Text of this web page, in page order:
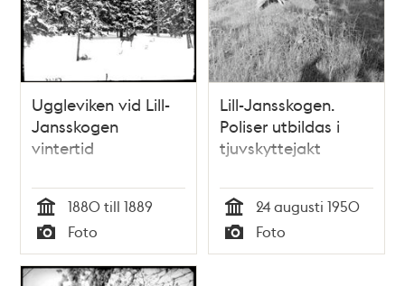
Uggleviken vid Lill-
Jansskogen
vintertid
Tid
1880 till 1889
Typ
Foto
Lill-Jansskogen.
Poliser utbildas i
tjuvskyttejakt
Tid
24 augusti 1950
Typ
Foto